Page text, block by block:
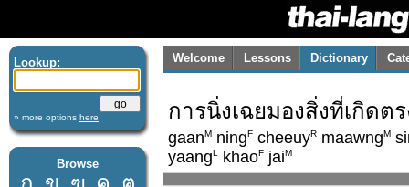
Lookup:
» more options here
Browse
Welcome Lessons Dictionary
การนิ่งเฉยมองสิ่งที่เกิดต
gaanM ningF cheeuyR maawngM
yaangL khaoF jaiM